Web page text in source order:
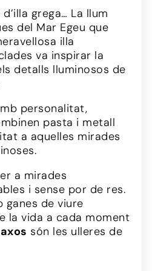
grega… La llum
del Mar Egeu que
illa
va inspirar la
detalls lluminosos de
personalitat,
pasta i metall
a aquelles mirades
a mirades
i sense por de res.
ganes de viure
la vida a cada moment
són les ulleres de